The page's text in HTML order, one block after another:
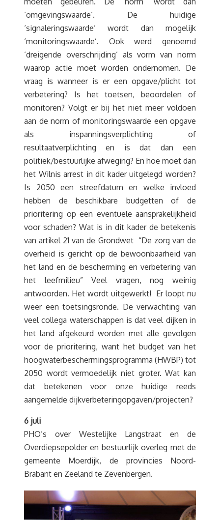
‘omgevingswaarde’. De huidige
‘signaleringswaarde’ wordt dan mogelijk
‘monitoringswaarde’. Ook werd genoemd
‘dreigende overschrijding’ als vorm van norm
waarop actie moet worden ondernomen. De
vraag is wanneer is er een opgave/plicht tot
verbetering? Is het toetsen, beoordelen of
monitoren? Volgt er bij het niet meer voldoen
aan de norm of monitoringswaarde een opgave
als inspanningsverplichting of
resultaatverplichting en is dat dan een
politiek/bestuurlijke afweging? En hoe moet dan
het Wilnis arrest in dit kader uitgelegd worden?
Is 2050 een streefdatum en welke invloed
hebben de beschikbare budgetten of de
prioritering op een eventuele aansprakelijkheid
voor schaden? Wat is in dit kader de betekenis
van artikel 21 van de Grondwet “De zorg van de
overheid is gericht op de bewoonbaarheid van
het land en de bescherming en verbetering van
het leefmilieu” Veel vragen, nog weinig
antwoorden. Het wordt uitgewerkt! Er loopt nu
weer een toetsingsronde. De verwachting van
veel collega waterschappen is dat veel dijken in
het land afgekeurd worden met alle gevolgen
voor de prioritering, want het budget van het
hoogwaterbeschermingsprogramma (HWBP) tot
2050 wordt vermoedelijk niet groter. Wat kan
dat betekenen voor onze huidige reeds
aangemelde dijkverbeteringopgaven/projecten?
6 juli
PHO’s over Westelijke Langstraat en de
Overdiepsepolder en bestuurlijk overleg met de
gemeente Moerdijk, de provincies Noord-
Brabant en Zeeland te Zevenbergen.